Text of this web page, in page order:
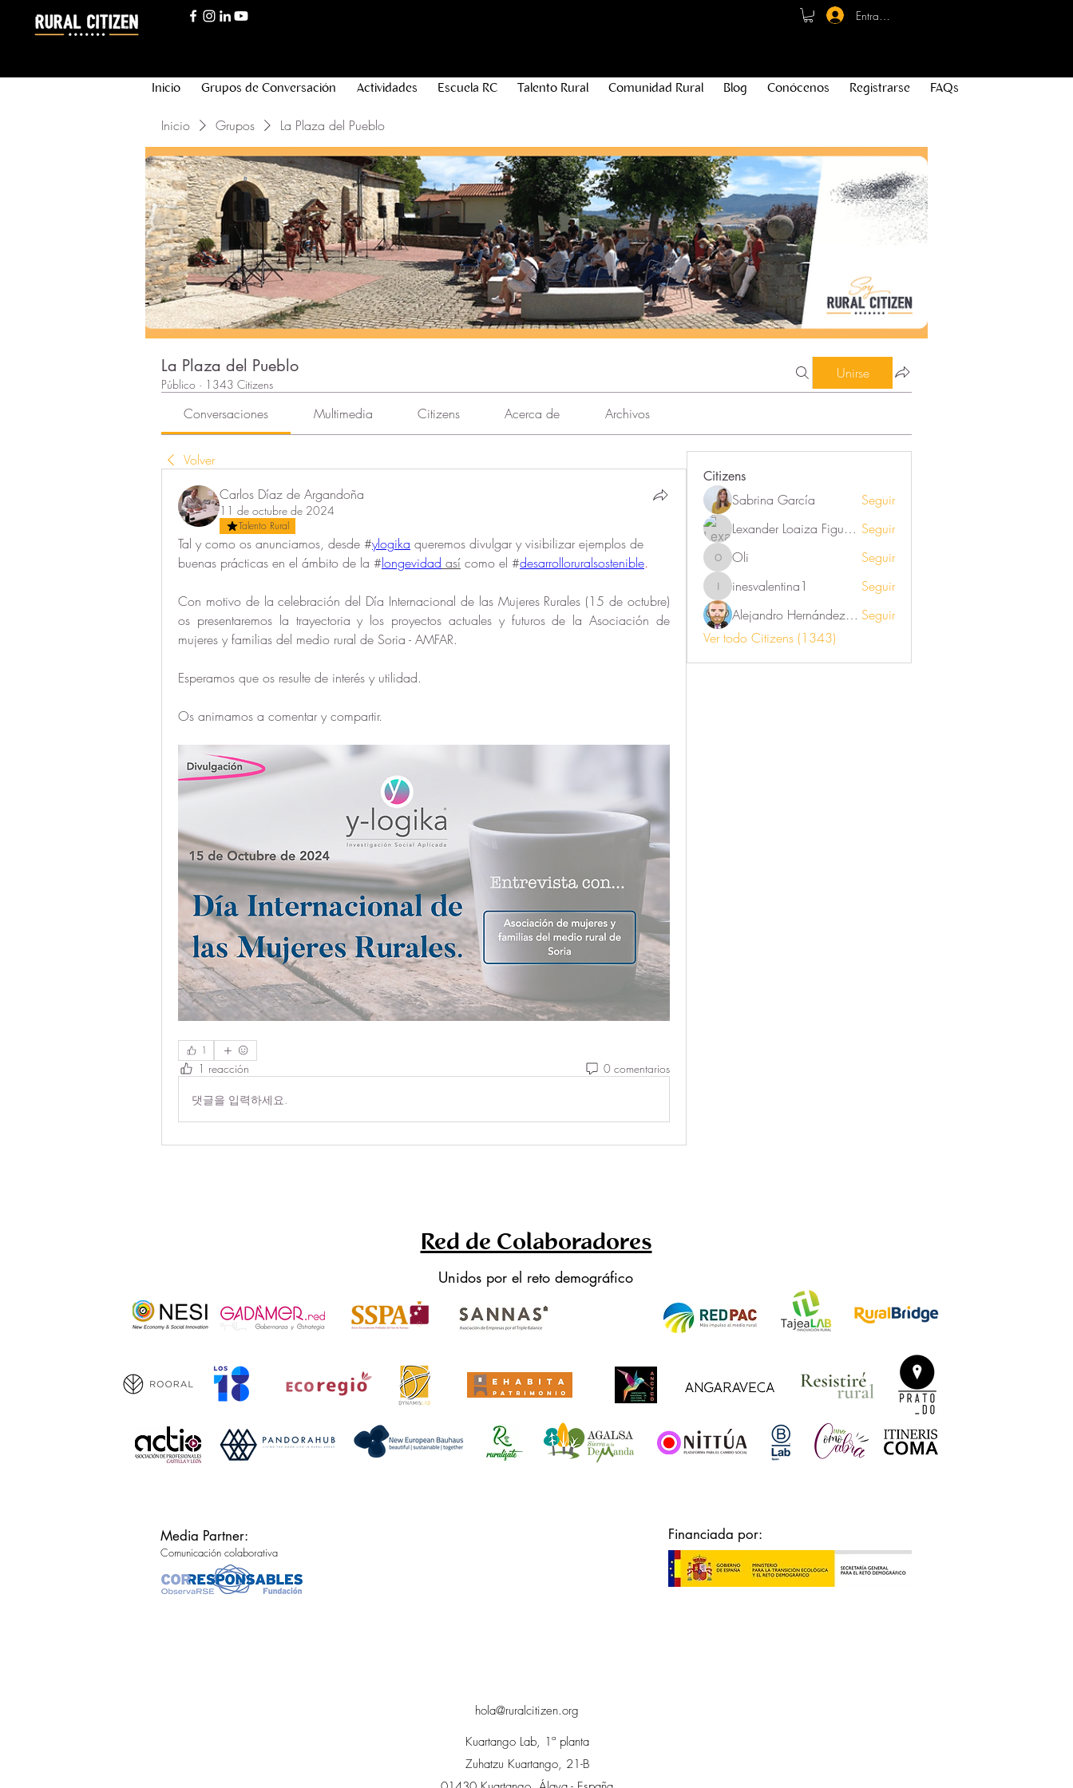
Entrar - Registro
Inicio Grupos de Conversación Actividades Escuela RC Talento Rural Comunidad Rural Blog Conócenos Registrarse FAQs
Inicio Grupos La Plaza del Pueblo
La Plaza del Pueblo
Público · 1343 Citizens
Unirse
Conversaciones Multimedia Citizens Acerca de Archivos
Volver
Carlos Díaz de Argandoña
11 de octubre de 2024
Talento Rural
Tal y como os anunciamos, desde #ylogika queremos divulgar y visibilizar ejemplos de
buenas prácticas en el ámbito de la #longevidad así como el #desarrolloruralsostenible.
Con motivo de la celebración del Día Internacional de las Mujeres Rurales (15 de octubre)
os presentaremos la trayectoria y los proyectos actuales y futuros de la Asociación de
mujeres y familias del medio rural de Soria - AMFAR.
Esperamos que os resulte de interés y utilidad.
Os animamos a comentar y compartir.
1
1 reacción 0 comentarios
댓글을 입력하세요.
Citizens
Sabrina García
Seguir
Lexander Loaiza Figueroa Seguir
Oli Oli Seguir
inesvalentina1
inesvalentina1
Seguir
Alejandro Hernández Renner Seguir
Ver todo Citizens (1343)
Red de Colaboradores
Unidos por el reto demográfico
Media Partner:
Comunicación colaborativa
Financiada por:
hola@ruralcitizen.org
Kuartango Lab, 1ª planta
Zuhatzu Kuartango, 21-B